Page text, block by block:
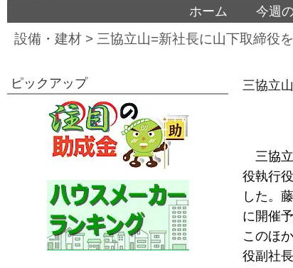
ホーム 今週
設備・建材 > 三協立山=新社長に山下取締役
三協立
三協
役執行
した。
に開催
このほ
役副社
ピックアップ